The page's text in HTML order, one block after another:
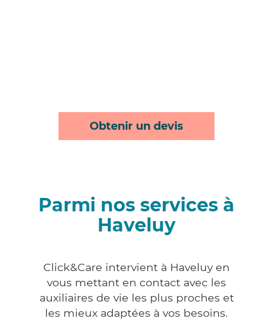
Obtenir un devis
Parmi nos services à
Haveluy
Click&Care intervient à Haveluy en
vous mettant en contact avec les
auxiliaires de vie les plus proches et
les mieux adaptées à vos besoins.